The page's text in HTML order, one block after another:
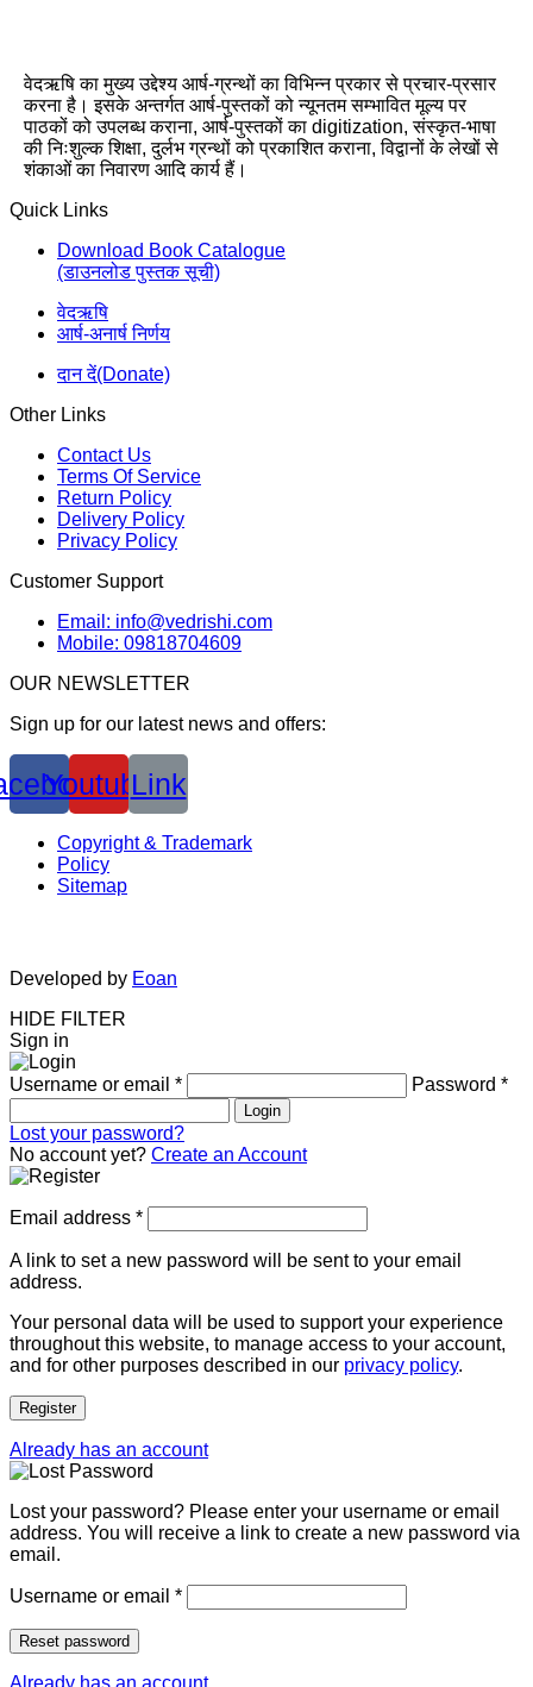
वेदऋषि का मुख्य उद्देश्य आर्ष-ग्रन्थों का विभिन्न प्रकार से प्रचार-प्रसार
करना है। इसके अन्तर्गत आर्ष-पुस्तकों को न्यूनतम सम्भावित मूल्य पर
पाठकों को उपलब्ध कराना, आर्ष-पुस्तकों का digitization, संस्कृत-भाषा
की निःशुल्क शिक्षा, दुर्लभ ग्रन्थों को प्रकाशित कराना, विद्वानों के लेखों से
शंकाओं का निवारण आदि कार्य हैं।
Quick Links
Download Book Catalogue
(डाउनलोड पुस्तक सूची)
वेदऋषि
आर्ष-अनार्ष निर्णय
दान दें(Donate)
Other Links
Contact Us
Terms Of Service
Return Policy
Delivery Policy
Privacy Policy
Customer Support
Email: info@vedrishi.com
Mobile: 09818704609
OUR NEWSLETTER
Sign up for our latest news and offers:
YoutubeLink
Copyright & Trademark
Policy
Sitemap
Developed by Eoan
HIDE FILTER
Sign in
Username or email * Password *
Login
Lost your password?
No account yet? Create an Account
Email address *
A link to set a new password will be sent to your email
address.
Your personal data will be used to support your experience
throughout this website, to manage access to your account,
and for other purposes described in our privacy policy.
Register
Already has an account
Lost your password? Please enter your username or email
address. You will receive a link to create a new password via
email.
Username or email *
Reset password
Already has an account